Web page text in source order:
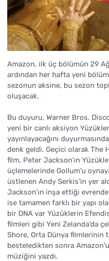
Amazon, ilk üç bölümün 29
ardından her hafta yeni
sezonun aksine, bu sezon
oluşacak.
Bu duyuru, Warner Bros.
yeni bir canlı aksiyon
yayınlayacağını
denk geldi. Geçici olarak The
film, Peter Jackson'ın
üçlemelerinde Gollum'u
üstlenen Andy Serkis'in yer
Jackson'ın inşa ettiği
ise tamamen farklı bir yapı
bir DNA var Yüzüklerin
filmleri gibi Yeni Zelanda'da
Shore, Orta Dünya filmlerinin
besteledikten sonra
müziğini yazdı.